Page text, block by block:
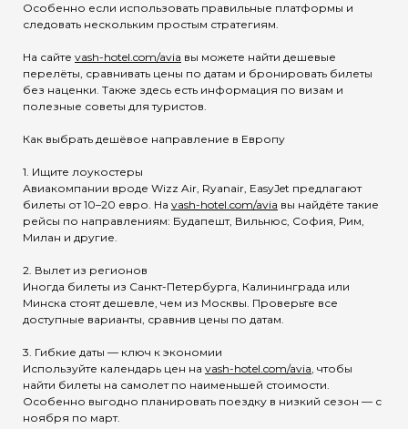
Особенно если использовать правильные платформы и
следовать нескольким простым стратегиям.
На сайте vash-hotel.com/avia вы можете найти дешевые
перелёты, сравнивать цены по датам и бронировать билеты
без наценки. Также здесь есть информация по визам и
полезные советы для туристов.
Как выбрать дешёвое направление в Европу
1. Ищите лоукостеры
Авиакомпании вроде Wizz Air, Ryanair, EasyJet предлагают
билеты от 10–20 евро. На vash-hotel.com/avia вы найдёте такие
рейсы по направлениям: Будапешт, Вильнюс, София, Рим,
Милан и другие.
2. Вылет из регионов
Иногда билеты из Санкт-Петербурга, Калининграда или
Минска стоят дешевле, чем из Москвы. Проверьте все
доступные варианты, сравнив цены по датам.
3. Гибкие даты — ключ к экономии
Используйте календарь цен на vash-hotel.com/avia, чтобы
найти билеты на самолет по наименьшей стоимости.
Особенно выгодно планировать поездку в низкий сезон — с
ноября по март.